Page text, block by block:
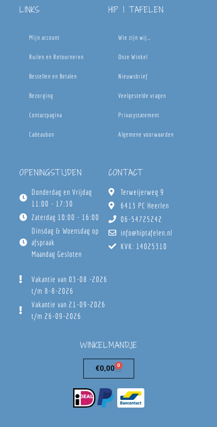
LINKS
Mijn account
Ruilen en Retourneren
Bestellen en Betalen
Bezorging
Contactpagina
Cadeaubon
HIP | TAFELEN
Wie zijn wij…
Onze Winkel
Nieuwsbrief
Veelgestelde vragen
Privacystatement
Algemene voorwaarden
OPENINGSTIJDEN
Donderdag en Vrijdag
11:00 - 17:30
Zaterdag 10:00 - 16:00
Dinsdag & Woensdag op
afspraak
Maandag Gesloten
Vakantie van 03-08 -2026
t/m 8-8-2026
Vakantie van 21-09-2026
t/m 26-09-2026
CONTACT
Terweijerweg 9
6413 PC Heerlen
06-54725242
info@hiptafelen.nl
KVK: 14025310
WINKELMANDJE
€0,00 0